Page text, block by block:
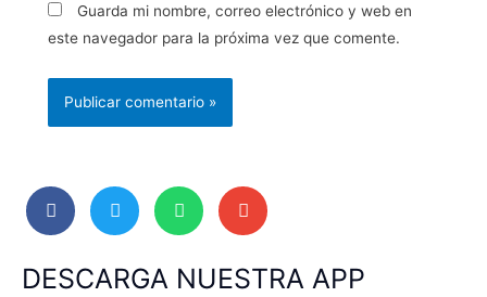
Guarda mi nombre, correo electrónico y web en
este navegador para la próxima vez que comente.
DESCARGA NUESTRA APP